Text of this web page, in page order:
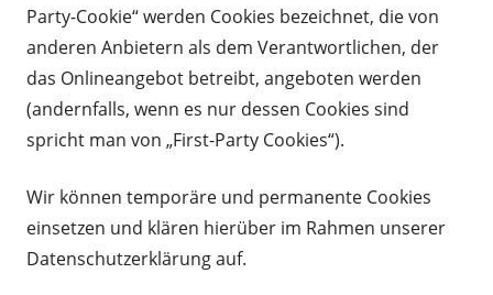
Party-Cookie“ werden Cookies bezeichnet, die von
anderen Anbietern als dem Verantwortlichen, der
das Onlineangebot betreibt, angeboten werden
(andernfalls, wenn es nur dessen Cookies sind
spricht man von „First-Party Cookies“).
Wir können temporäre und permanente Cookies
einsetzen und klären hierüber im Rahmen unserer
Datenschutzerklärung auf.